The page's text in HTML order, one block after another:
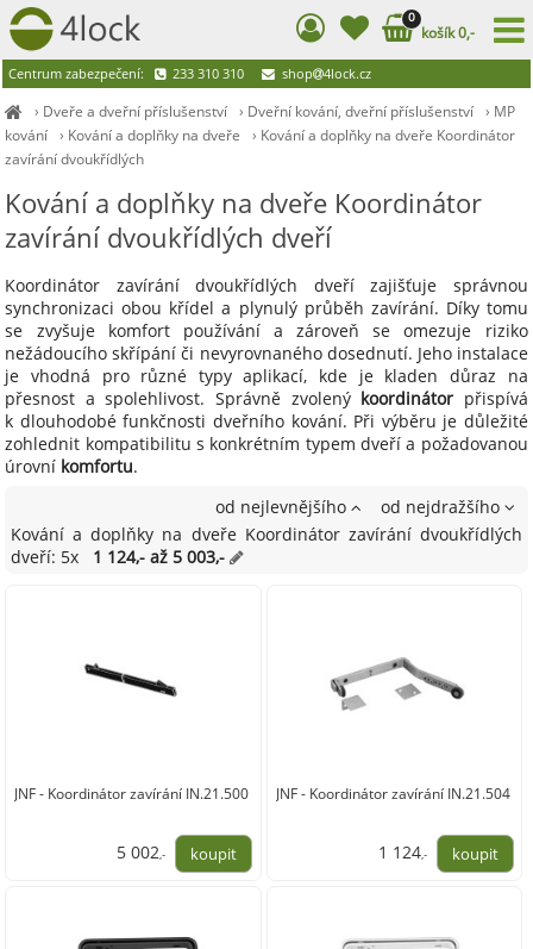
› Dveře a dveřní příslušenství › Dveřní kování, dveřní příslušenství › MP
kování › Kování a doplňky na dveře › Kování a doplňky na dveře Koordinátor
zavírání dvoukřídlých
Kování a doplňky na dveře Koordinátor
zavírání dvoukřídlých dveří
Koordinátor zavírání dvoukřídlých dveří zajišťuje správnou
synchronizaci obou křídel a plynulý průběh zavírání. Díky tomu
se zvyšuje komfort používání a zároveň se omezuje riziko
nežádoucího skřípání či nevyrovnaného dosednutí. Jeho instalace
je vhodná pro různé typy aplikací, kde je kladen důraz na
přesnost a spolehlivost. Správně zvolený koordinátor přispívá
k dlouhodobé funkčnosti dveřního kování. Při výběru je důležité
zohlednit kompatibilitu s konkrétním typem dveří a požadovanou
úrovní komfortu.
od nejlevnějšího
od nejdražšího
Kování a doplňky na dveře Koordinátor zavírání dvoukřídlých
dveří: 5x
1 124,- až 5 003,-
JNF - Koordinátor zavírání IN.21.500
5 002 ,-
JNF - Koordinátor zavírání IN.21.504
1 124,-
0
košík 0,-
Centrum zabezpečení: 233 310 310 shop 4lock.cz